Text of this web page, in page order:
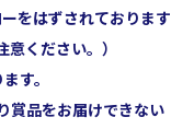
をはずされております
ください。）
す。
賞品をお届けできない